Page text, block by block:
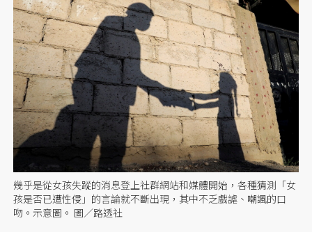
幾乎是從女孩失蹤的消息登上社群網站和媒體開始，各種猜測「女
孩是否已遭性侵」的言論就不斷出現，其中不乏戲謔、嘲諷的口
吻。示意圖。 圖／路透社